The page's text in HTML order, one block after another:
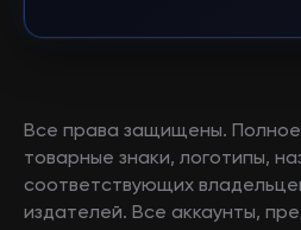
Все права защищены. Полное
товарные знаки, логотипы,
соответствующих
издателей. Все аккаунты,